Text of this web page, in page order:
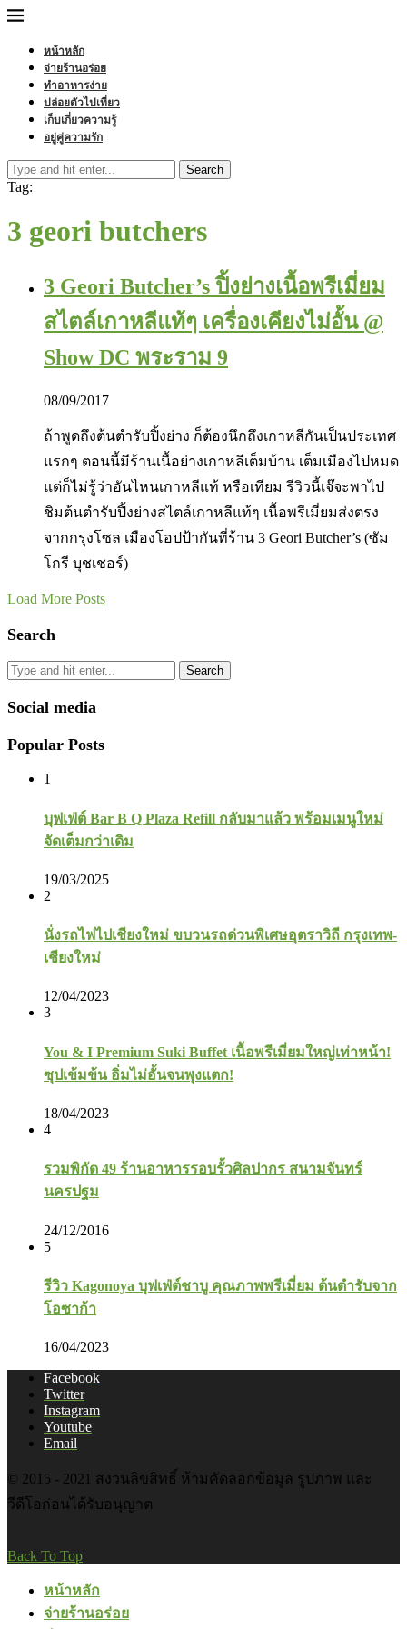
หน้าหลัก
จ่ายร้านอร่อย
ทำอาหารง่าย
ปล่อยตัวไปเที่ยว
เก็บเกี่ยวความรู้
อยู่คู่ความรัก
Search
Tag:
3 geori butchers
3 Geori Butcher’s ปิ้งย่างเนื้อพรีเมี่ยม
สไตล์เกาหลีแท้ๆ เครื่องเคียงไม่อั้น @
Show DC พระราม 9
08/09/2017
ถ้าพูดถึงต้นตำรับปิ้งย่าง ก็ต้องนึกถึงเกาหลีกันเป็นประเทศ
แรกๆ ตอนนี้มีร้านเนื้อย่างเกาหลีเต็มบ้าน เต็มเมืองไปหมด
แต่ก็ไม่รู้ว่าอันไหนเกาหลีแท้ หรือเทียม รีวิวนี้เจ๊จะพาไป
ชิมต้นตำรับปิ้งย่างสไตล์เกาหลีแท้ๆ เนื้อพรีเมี่ยมส่งตรง
จากกรุงโซล เมืองโอปป้ากันที่ร้าน 3 Geori Butcher’s (ซัม
โกรี บุชเชอร์)
Load More Posts
Search
Search
Social media
Popular Posts
1
บุฟเฟ่ต์ Bar B Q Plaza Refill กลับมาแล้ว พร้อมเมนูใหม่
จัดเต็มกว่าเดิม
19/03/2025
2
นั่งรถไฟไปเชียงใหม่ ขบวนรถด่วนพิเศษอุตราวิถี กรุงเทพ-
เชียงใหม่
12/04/2023
3
You & I Premium Suki Buffet เนื้อพรีเมี่ยมใหญ่เท่าหน้า!
ซุปเข้มข้น อิ่มไม่อั้นจนพุงแตก!
18/04/2023
4
รวมพิกัด 49 ร้านอาหารรอบรั้วศิลปากร สนามจันทร์
นครปฐม
24/12/2016
5
รีวิว Kagonoya บุฟเฟ่ต์ชาบู คุณภาพพรีเมี่ยม ต้นตำรับจาก
โอซาก้า
16/04/2023
Facebook
Twitter
Instagram
Youtube
Email
© 2015 - 2021 สงวนลิขสิทธิ์ ห้ามคัดลอกข้อมูล รูปภาพ และ
วีดีโอก่อนได้รับอนุญาต
Back To Top
หน้าหลัก
จ่ายร้านอร่อย